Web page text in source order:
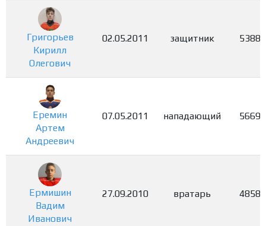
Григорьев
Кирилл
Олегович
02.05.2011 защитник 5388
Еремин
Артем
Андреевич
07.05.2011 нападающий 5669
Ермишин
Вадим
Иванович
27.09.2010 вратарь 4858